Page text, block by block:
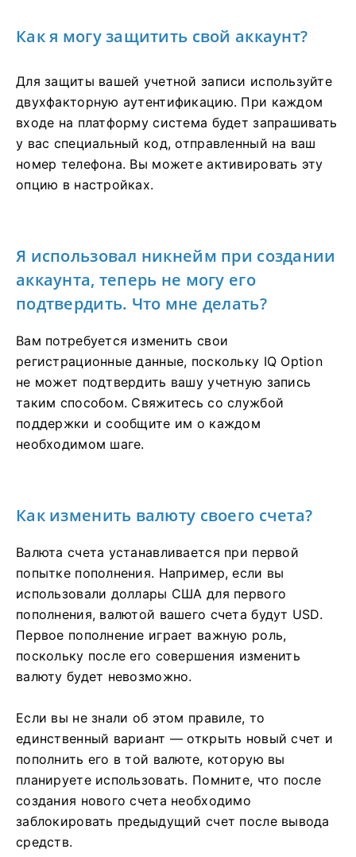
Как я могу защитить свой аккаунт?
Для защиты вашей учетной записи используйте
двухфакторную аутентификацию. При каждом
входе на платформу система будет запрашивать
у вас специальный код, отправленный на ваш
номер телефона. Вы можете активировать эту
опцию в настройках.
Я использовал никнейм при создании
аккаунта, теперь не могу его
подтвердить. Что мне делать?
Вам потребуется изменить свои
регистрационные данные, поскольку IQ Option
не может подтвердить вашу учетную запись
таким способом. Свяжитесь со службой
поддержки и сообщите им о каждом
необходимом шаге.
Как изменить валюту своего счета?
Валюта счета устанавливается при первой
попытке пополнения. Например, если вы
использовали доллары США для первого
пополнения, валютой вашего счета будут USD.
Первое пополнение играет важную роль,
поскольку после его совершения изменить
валюту будет невозможно.
Если вы не знали об этом правиле, то
единственный вариант — открыть новый счет и
пополнить его в той валюте, которую вы
планируете использовать. Помните, что после
создания нового счета необходимо
заблокировать предыдущий счет после вывода
средств.